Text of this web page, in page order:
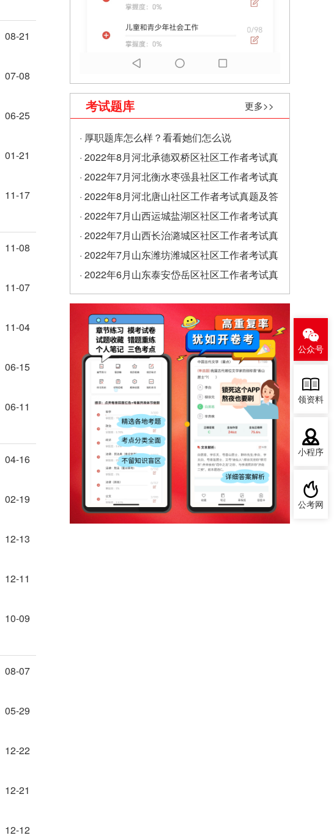
08-21
07-08
06-25
01-21
11-17
11-08
11-07
11-04
06-15
06-11
04-16
02-19
12-13
12-11
10-09
08-07
05-29
12-22
12-21
12-12
考试题库 更多>>
· 厚职题库怎么样？看看她们怎么说
· 2022年8月河北承德双桥区社区工作者考试真
题及答案（精选）
· 2022年7月河北衡水枣强县社区工作者考试真
题及答案
· 2022年8月河北唐山社区工作者考试真题及答
案
· 2022年7月山西运城盐湖区社区工作者考试真
题及答案
· 2022年7月山西长治潞城区社区工作者考试真
题及答案
· 2022年7月山东潍坊潍城区社区工作者考试真
题及答案
· 2022年6月山东泰安岱岳区社区工作者考试真
题及答案（精选）
公众号
领资料
小程序
公考网